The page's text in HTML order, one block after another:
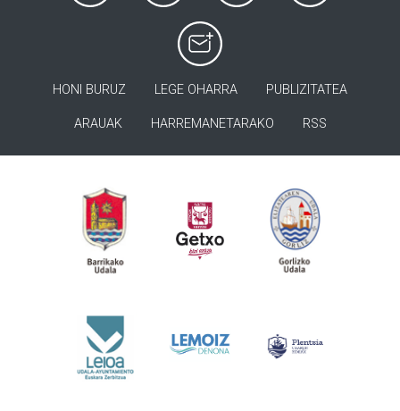
HONI BURUZ LEGE OHARRA PUBLIZITATEA
ARAUAK HARREMANETARAKO RSS